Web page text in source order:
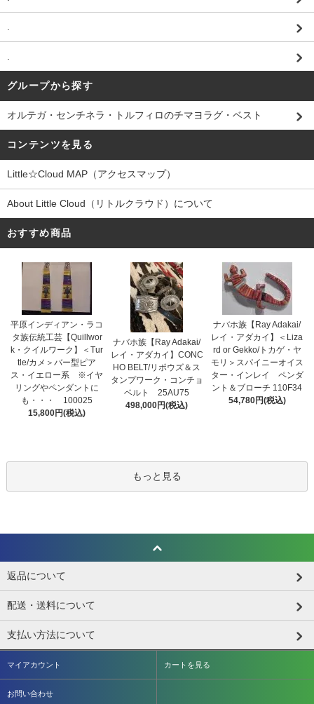
.
.
グループから探す
オルテガ・センチネラ・トルフィロのチマヨラグ・ベスト
コンテンツを見る
Little☆Cloud MAP（アクセスマップ）
About Little Cloud（リトルクラウド）について
おすすめ商品
平原インディアン・ラコ
タ族伝統工芸【Quillwor
k・クイルワーク】＜Tur
tle/カメ＞バー型ピア
ス・イエロー系 ※イヤ
リングやペンダントに
も・・・ 100025
15,800円(税込)
ナバホ族【Ray Adakai/
レイ・アダカイ】CONC
HO BELT/リポウズ＆ス
タンプワーク・コンチョ
ベルト 25AU75
498,000円(税込)
ナバホ族【Ray Adakai/
レイ・アダカイ】＜Liza
rd or Gekko/トカゲ・ヤ
モリ＞スパイニーオイス
ター・インレイ ペンダ
ント＆ブローチ 110F34
54,780円(税込)
もっと見る
返品について
配送・送料について
支払い方法について
マイアカウント カートを見る
お問い合わせ